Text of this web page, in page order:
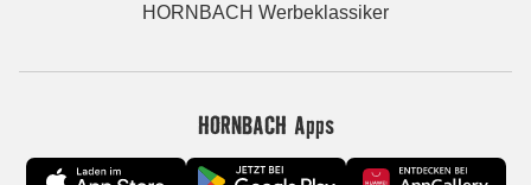
HORNBACH Werbeklassiker
HORNBACH Apps